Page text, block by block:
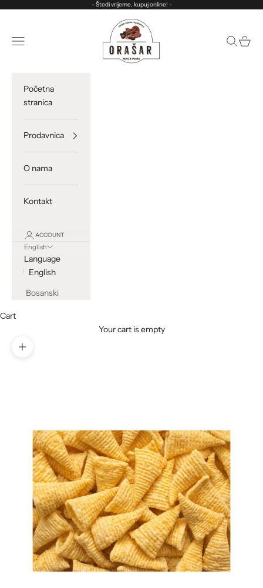
- Štedi vrijeme, kupuj online! -
ORASAR
Open navigation menu
OpenOpen
Početna
stranica
Prodavnica
O nama
Kontakt
ACCOUNT
English
Language
English
Bosanski
Cart
Your cart is empty
Zoom picture